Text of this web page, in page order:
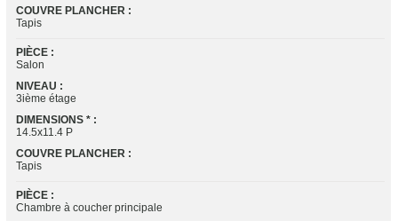
COUVRE PLANCHER :
Tapis
PIÈCE :
Salon
NIVEAU :
3ième étage
DIMENSIONS * :
14.5x11.4 P
COUVRE PLANCHER :
Tapis
PIÈCE :
Chambre à coucher principale